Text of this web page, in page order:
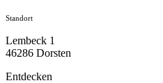
Standort
Lembeck 1
46286 Dorsten
Entdecken